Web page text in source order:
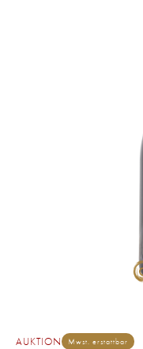
AUKTION Mwst. erstattbar